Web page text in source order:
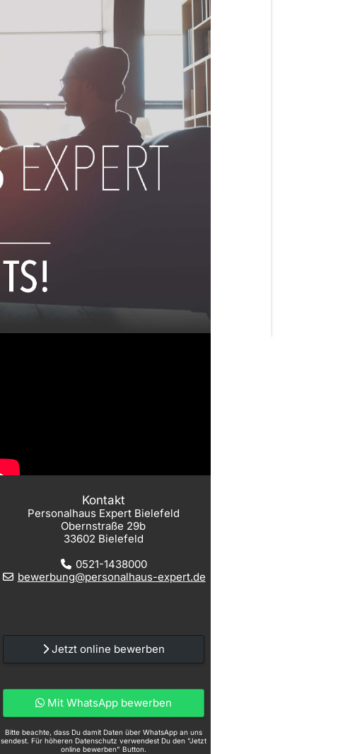
Kontakt
Personalhaus Expert Bielefeld
Obernstraße 29b
33602 Bielefeld
0521-1438000
bewerbung@personalhaus-expert.de
Jetzt online bewerben
Mit WhatsApp bewerben
Bitte beachte, dass Du damit Daten über WhatsApp an uns
sendest. Für höheren Datenschutz verwendest Du den "Jetzt
online bewerben" Button.